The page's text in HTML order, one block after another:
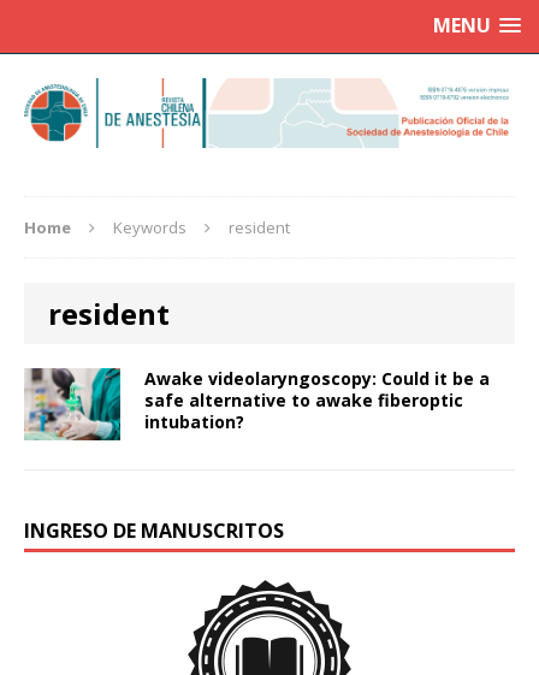
MENU
Home Keywords resident
resident
Awake videolaryngoscopy: Could it be a
safe alternative to awake fiberoptic
intubation?
INGRESO DE MANUSCRITOS